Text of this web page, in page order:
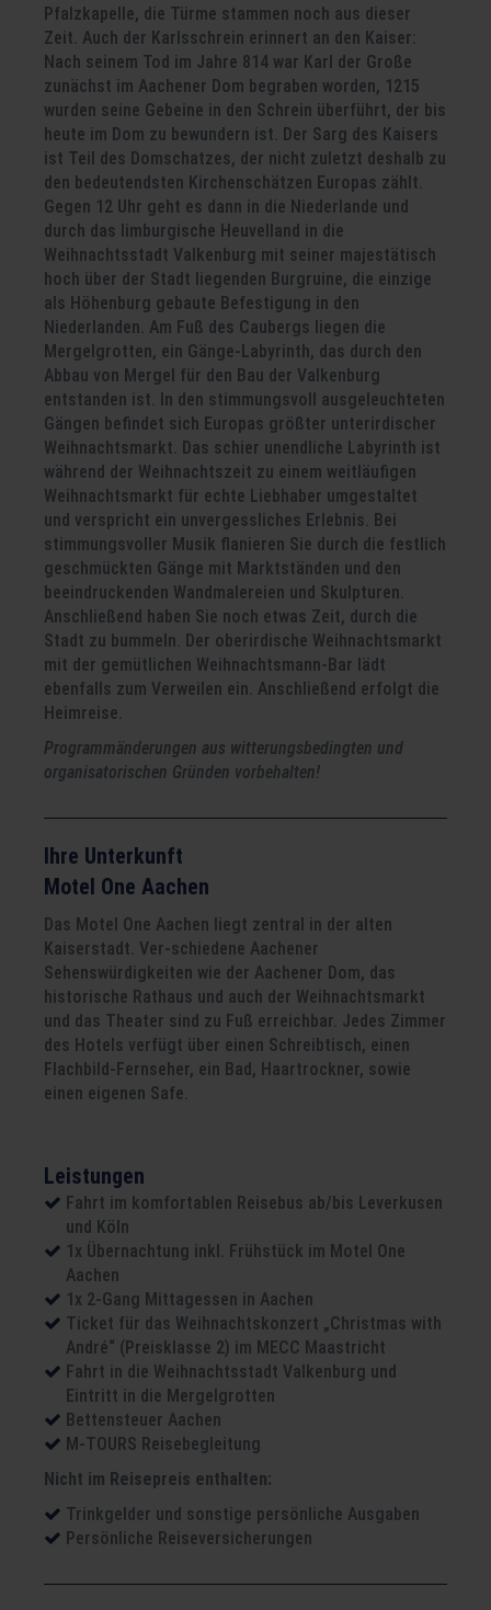
Pfalzkapelle, die Türme stammen noch aus dieser
Zeit. Auch der Karlsschrein erinnert an den Kaiser:
Nach seinem Tod im Jahre 814 war Karl der Große
zunächst im Aachener Dom begraben worden, 1215
wurden seine Gebeine in den Schrein überführt, der bis
heute im Dom zu bewundern ist. Der Sarg des Kaisers
ist Teil des Domschatzes, der nicht zuletzt deshalb zu
den bedeutendsten Kirchenschätzen Europas zählt.
Gegen 12 Uhr geht es dann in die Niederlande und
durch das limburgische Heuvelland in die
Weihnachtsstadt Valkenburg mit seiner majestätisch
hoch über der Stadt liegenden Burgruine, die einzige
als Höhenburg gebaute Befestigung in den
Niederlanden. Am Fuß des Caubergs liegen die
Mergelgrotten, ein Gänge-Labyrinth, das durch den
Abbau von Mergel für den Bau der Valkenburg
entstanden ist. In den stimmungsvoll ausgeleuchteten
Gängen befindet sich Europas größter unterirdischer
Weihnachtsmarkt. Das schier unendliche Labyrinth ist
während der Weihnachtszeit zu einem weitläufigen
Weihnachtsmarkt für echte Liebhaber umgestaltet
und verspricht ein unvergessliches Erlebnis. Bei
stimmungsvoller Musik flanieren Sie durch die festlich
geschmückten Gänge mit Marktständen und den
beeindruckenden Wandmalereien und Skulpturen.
Anschließend haben Sie noch etwas Zeit, durch die
Stadt zu bummeln. Der oberirdische Weihnachtsmarkt
mit der gemütlichen Weihnachtsmann-Bar lädt
ebenfalls zum Verweilen ein. Anschließend erfolgt die
Heimreise.
Programmänderungen aus witterungsbedingten und
organisatorischen Gründen vorbehalten!
Ihre Unterkunft
Motel One Aachen
Das Motel One Aachen liegt zentral in der alten
Kaiserstadt. Ver-schiedene Aachener
Sehenswürdigkeiten wie der Aachener Dom, das
historische Rathaus und auch der Weihnachtsmarkt
und das Theater sind zu Fuß erreichbar. Jedes Zimmer
des Hotels verfügt über einen Schreibtisch, einen
Flachbild-Fernseher, ein Bad, Haartrockner, sowie
einen eigenen Safe.
Leistungen
Fahrt im komfortablen Reisebus ab/bis Leverkusen
und Köln
1x Übernachtung inkl. Frühstück im Motel One
Aachen
1x 2-Gang Mittagessen in Aachen
Ticket für das Weihnachtskonzert „Christmas with
André“ (Preisklasse 2) im MECC Maastricht
Fahrt in die Weihnachtsstadt Valkenburg und
Eintritt in die Mergelgrotten
Bettensteuer Aachen
M-TOURS Reisebegleitung
Nicht im Reisepreis enthalten:
Trinkgelder und sonstige persönliche Ausgaben
Persönliche Reiseversicherungen